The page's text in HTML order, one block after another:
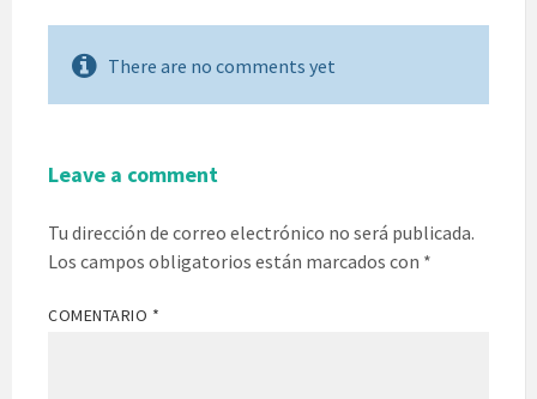
There are no comments yet
Leave a comment
Tu dirección de correo electrónico no será publicada.
Los campos obligatorios están marcados con *
COMENTARIO *